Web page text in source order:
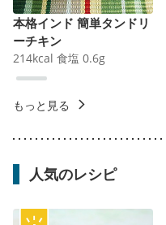
本格インド 簡単タンドリ
ーチキン
214kcal 食塩 0.6g
もっと見る
人気のレシピ